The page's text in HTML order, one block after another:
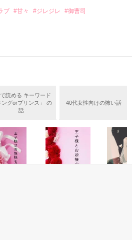
います☆
です😭
一夜の過ちからはじまる大人のオ
。
作品を読む
ブ #甘々 #ジレジレ #御曹司
レビューありがとうございます。
作品を読む
読める キーワード
ングorプリンス」 の
話
40代女性向けの怖い話